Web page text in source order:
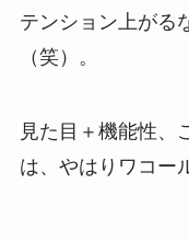
テンション上がる
（笑）。
見た目＋機能性、
は、やはりワコー